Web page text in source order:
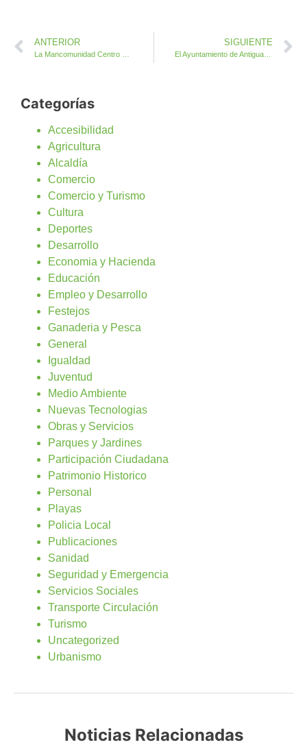
ANTERIOR SIGUIENTE
El Ayuntamiento de Antigua informa de los apoyos a Autónomos desde el Gobierno de Canarias
Categorías
Accesibilidad
Agricultura
Alcaldía
Comercio
Comercio y Turismo
Cultura
Deportes
Desarrollo
Economia y Hacienda
Educación
Empleo y Desarrollo
Festejos
Ganaderia y Pesca
General
Igualdad
Juventud
Medio Ambiente
Nuevas Tecnologias
Obras y Servicios
Parques y Jardines
Participación Ciudadana
Patrimonio Historico
Personal
Playas
Policia Local
Publicaciones
Sanidad
Seguridad y Emergencia
Servicios Sociales
Transporte Circulación
Turismo
Uncategorized
Urbanismo
Noticias Relacionadas